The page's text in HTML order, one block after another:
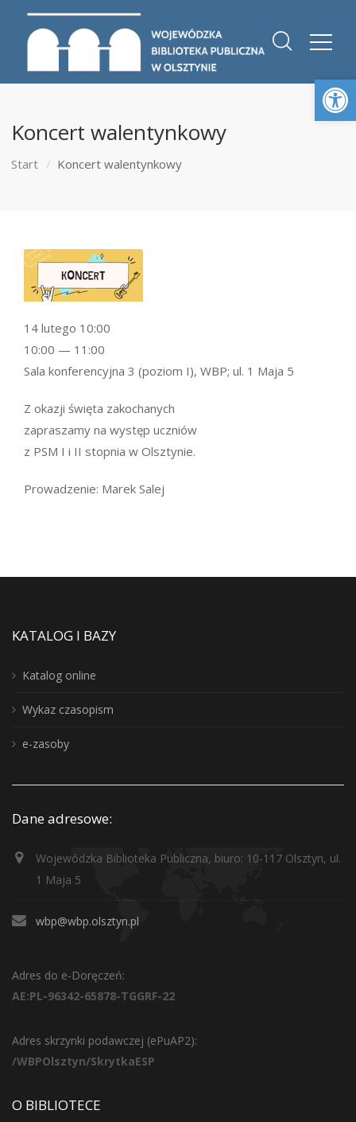
Koncert walentynkowy
Start Koncert walentynkowy
Z okazji święta zakochanych
zapraszamy na występ uczniów
z PSM I i II stopnia w Olsztynie.
Prowadzenie: Marek Salej
14 lutego 10:00
10:00 — 11:00
Sala konferencyjna 3 (poziom I), WBP; ul. 1 Maja 5
KATALOG I BAZY
Katalog online
Wykaz czasopism
e-zasoby
Dane adresowe:
Wojewódzka Biblioteka Publiczna, biuro: 10-117 Olsztyn, ul.
1 Maja 5
wbp@wbp.olsztyn.pl
Adres do e-Doręczeń:
AE:PL-96342-65878-TGGRF-22
Adres skrzynki podawczej (ePuAP2):
/WBPOlsztyn/SkrytkaESP
O BIBLIOTECE